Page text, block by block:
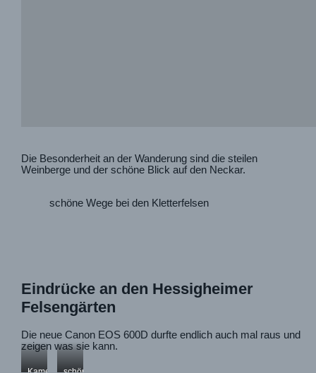
Die Besonderheit an der Wanderung sind die steilen
Weinberge und der schöne Blick auf den Neckar.
schöne Wege bei den Kletterfelsen
Eindrücke an den Hessigheimer
Felsengärten
Die neue Canon EOS 600D durfte endlich auch mal raus und
zeigen was sie kann.